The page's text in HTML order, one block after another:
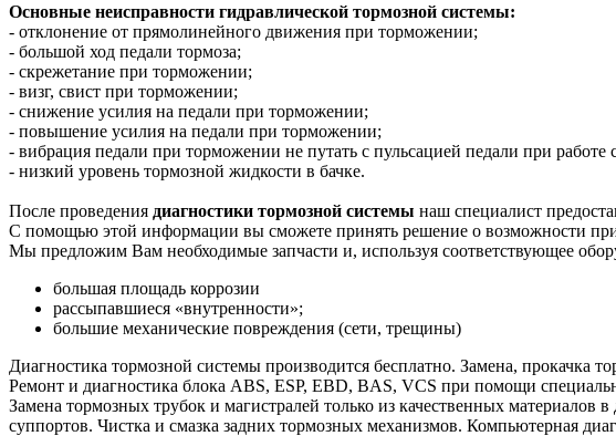
Основные неисправности гидравлической тормозной системы:
- отклонение от прямолинейного движения при торможении;
- большой ход педали тормоза;
- скрежетание при торможении;
- визг, свист при торможении;
- снижение усилия на педали при торможении;
- повышение усилия на педали при торможении;
- вибрация педали при торможении не путать с пульсацией педали при работе
- низкий уровень тормозной жидкости в бачке.
После проведения диагностики тормозной системы наш специалист
С помощью этой информации вы сможете принять решение о возможности
Мы предложим Вам необходимые запчасти и, используя соответствующее
большая площадь коррозии
рассыпавшиеся «внутренности»;
большие механические повреждения (сети, трещины)
Диагностика тормозной системы производится бесплатно. Замена, прокачка
Ремонт и диагностика блока ABS, ESP, EBD, BAS, VCS при помощи
Замена тормозных трубок и магистралей только из качественных
суппортов. Чистка и смазка задних тормозных механизмов. Компьютерная